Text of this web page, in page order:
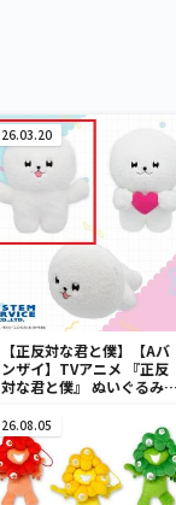
26.03.20
【正反対な君と僕】【Aバ
ンザイ】TVアニメ 『正反
対な君と僕』 ぬいぐるみ
26.08.05